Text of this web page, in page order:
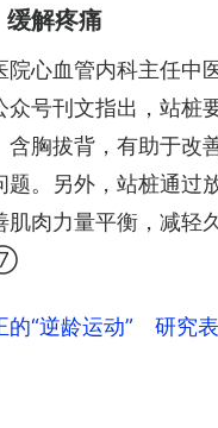
解疼痛
院心血管内科主任中
号刊文指出，站桩
含胸拔背，有助于改
题。另外，站桩通过
肌肉力量平衡，减轻
⑦
的“逆龄运动” 研究